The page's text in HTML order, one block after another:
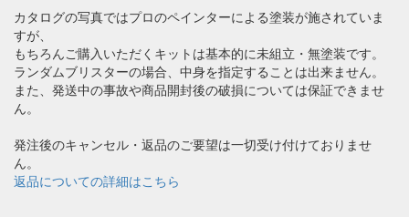
カタログの写真ではプロのペインターによる塗装が施されていま
すが、
もちろんご購入いただくキットは基本的に未組立・無塗装です。
ランダムブリスターの場合、中身を指定することは出来ません。
また、発送中の事故や商品開封後の破損については保証できませ
ん。
発注後のキャンセル・返品のご要望は一切受け付けておりませ
ん。
返品についての詳細はこちら